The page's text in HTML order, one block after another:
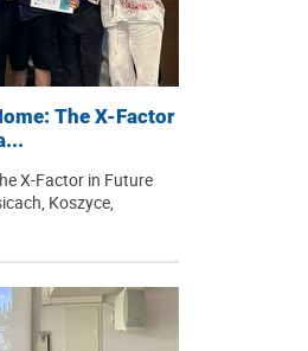
The X-Factor
X-Factor in Future
Koszyce,